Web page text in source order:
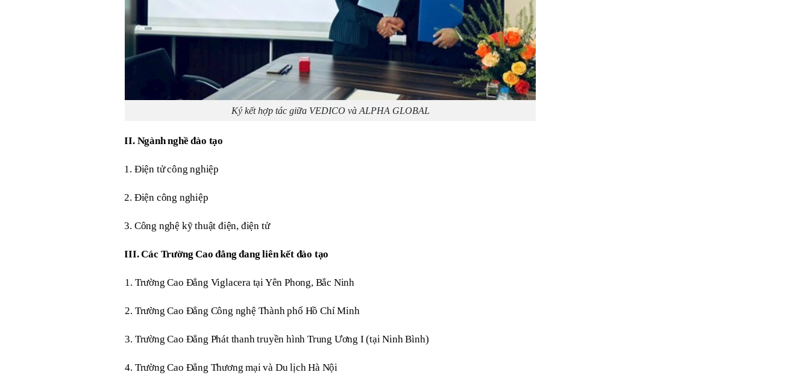
Ký kết hợp tác giữa VEDICO và ALPHA GLOBAL
II. Ngành nghề đào tạo
1. Điện tử công nghiệp
2. Điện công nghiệp
3. Công nghệ kỹ thuật điện, điện tử
III. Các Trường Cao đẳng đang liên kết đào tạo
1. Trường Cao Đẳng Viglacera tại Yên Phong, Bắc Ninh
2. Trường Cao Đẳng Công nghệ Thành phố Hồ Chí Minh
3. Trường Cao Đẳng Phát thanh truyền hình Trung Ương I (tại Ninh Bình)
4. Trường Cao Đẳng Thương mại và Du lịch Hà Nội